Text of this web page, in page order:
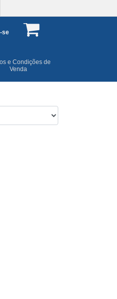
se
e Condições de
Venda